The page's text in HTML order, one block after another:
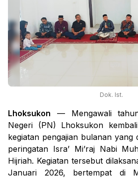
Dok. Ist.
Lhoksukon — Mengawali
Negeri (PN) Lhoksukon
kegiatan pengajian bulanan yang
peringatan Isra’ Mi’raj Nabi
Hijriah. Kegiatan tersebut
Januari 2026, bertempat di